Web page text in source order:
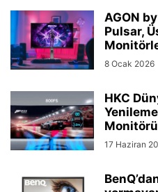
AGON
Pulsar,
8 Ocak 2026
HKC
17 Haziran